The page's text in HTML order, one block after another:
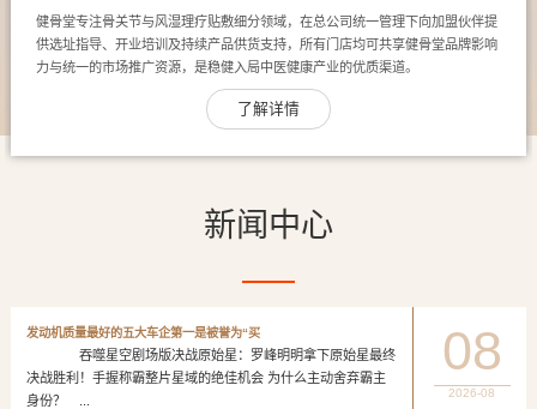
健骨堂专注骨关节与风湿理疗贴敷细分领域，在总公司统一管理下向加盟伙伴提
供选址指导、开业培训及持续产品供货支持，所有门店均可共享健骨堂品牌影响
力与统一的市场推广资源，是稳健入局中医健康产业的优质渠道。
了解详情
新闻中心
发动机质量最好的五大车企第一是被誉为“买
吞噬星空剧场版决战原始星：罗峰明明拿下原始星最终
决战胜利！手握称霸整片星域的绝佳机会 为什么主动舍弃霸主
身份？ ...
08
2026-08